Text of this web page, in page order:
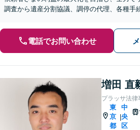
調査から遺産分割協議、調停の代理、各種手
電話でお問い合わせ
増田 直
プラッサ法律
東
京
都
|
中
央
区